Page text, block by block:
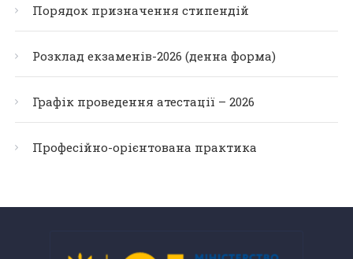
Порядок призначення стипендій
Розклад екзаменів-2026 (денна форма)
Графік проведення атестації – 2026
Професійно-орієнтована практика